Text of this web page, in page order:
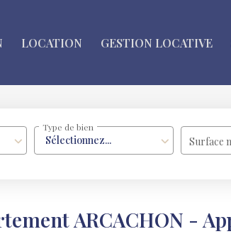
LOCATION GESTION LOCATIVE
Sélectionnez...
Type de bien
Surface
ARCACHON -